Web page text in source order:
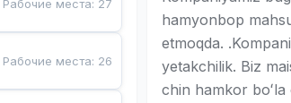
Рабочие места: 27
Рабочие места: 26
hamyonbop
etmoqda.
yetakchilik. Biz
chin hamkor